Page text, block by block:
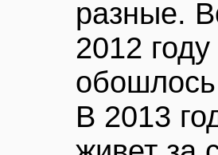
разные.
2012
В 2013